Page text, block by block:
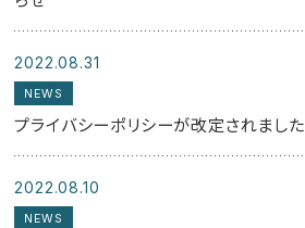
2022.08.31
NEWS
プライバシーポリシーが改定されました
2022.08.10
NEWS